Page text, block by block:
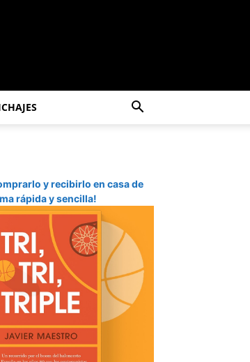
y recibirlo en casa de
rápida y sencilla!